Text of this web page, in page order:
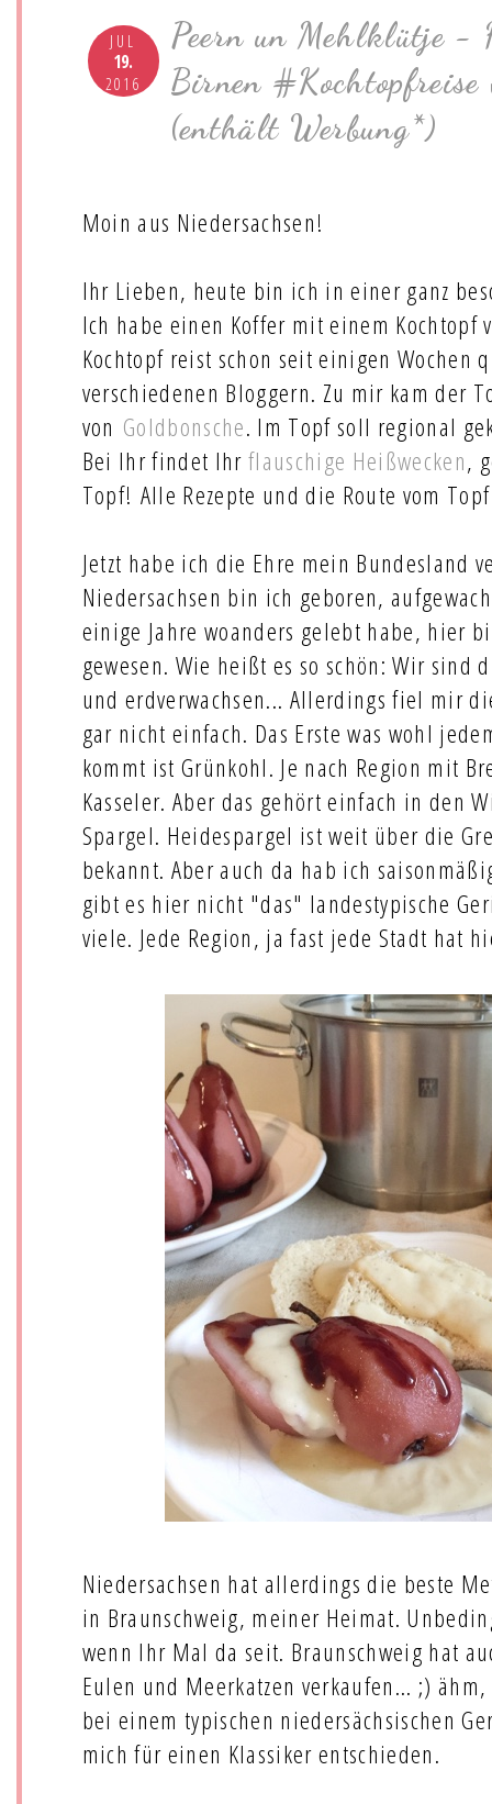
JUL
19.
2016
Peern un Mehlklütje -
Birnen
(enthält Werbung*)
Moin aus Niedersachsen!
Ihr Lieben, heute bin ich in einer ganz
Ich habe einen Koffer mit einem Kochtopf
Kochtopf reist schon seit einigen Wochen
verschiedenen Bloggern. Zu mir kam der
von Goldbonsche. Im Topf soll regional
Bei Ihr findet Ihrflauschige Heißwecken,
Topf! Alle Rezepte und die Route vom
Jetzt habe ich die Ehre mein Bundesland
Niedersachsen bin ich geboren,
einige Jahre woanders gelebt habe, hier
gewesen. Wie heißt es so schön: Wir sind
und erdverwachsen... Allerdings fiel mir
gar nicht einfach. Das Erste was wohl
kommt ist Grünkohl. Je nach Region mit
Kasseler. Aber das gehört einfach in den
Spargel. Heidespargel ist weit über die
bekannt. Aber auch da hab ich
gibt es hier nicht "das" landestypische
viele. Jede Region, ja fast jede Stadt hat
Niedersachsen hat allerdings die beste
in Braunschweig, meiner Heimat.
wenn Ihr Mal da seit. Braunschweig hat
Eulen und Meerkatzen verkaufen... ;)
bei einem typischen niedersächsischen
mich für einen Klassiker entschieden.